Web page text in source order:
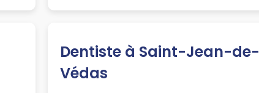
Dentiste à Saint-Jean-de-
Védas